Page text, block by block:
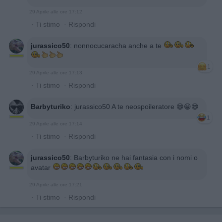
29 Aprile alle ore 17:12
· Ti stimo · Rispondi
jurassico50: nonnocucaracha anche a te
1
29 Aprile alle ore 17:13
· Ti stimo · Rispondi
Barbyturiko: jurassico50 A te neospoileratore 😁😁😁
1
29 Aprile alle ore 17:14
· Ti stimo · Rispondi
jurassico50: Barbyturiko ne hai fantasia con i nomi o
avatar
29 Aprile alle ore 17:21
· Ti stimo · Rispondi